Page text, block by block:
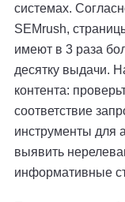
системах.
SEMrush,
имеют в 3 раза
десятку выдачи.
контента:
соответствие
инструменты для
выявить
информативные